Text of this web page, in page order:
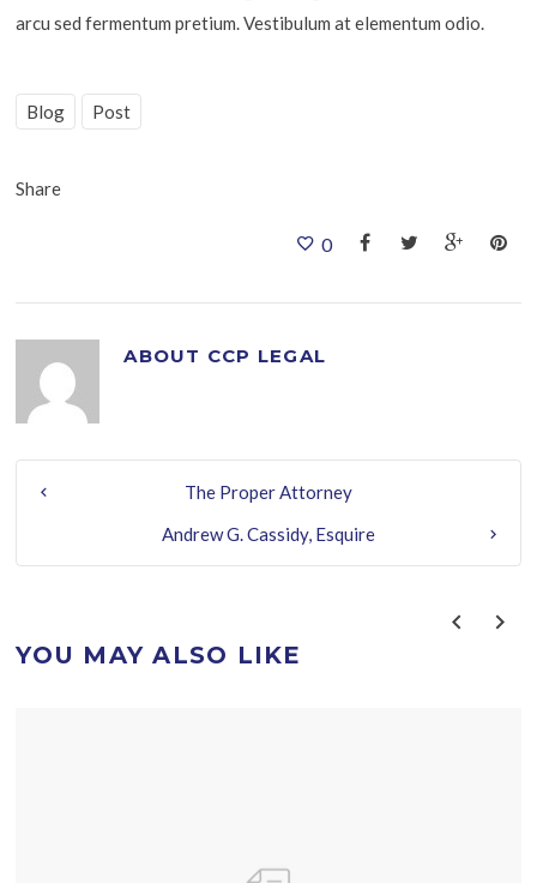
arcu sed fermentum pretium. Vestibulum at elementum odio.
Blog Post
Share
0
ABOUT CCP LEGAL
The Proper Attorney
Andrew G. Cassidy, Esquire
YOU MAY ALSO LIKE